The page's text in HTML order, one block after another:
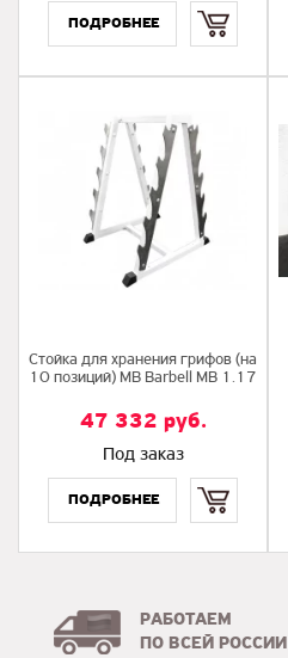
Стойка для хранения грифов (на
10 позиций) MB Barbell MB 1.17
47 332 руб.
Под заказ
РАБОТАЕМ
ПО ВСЕЙ РОССИИ